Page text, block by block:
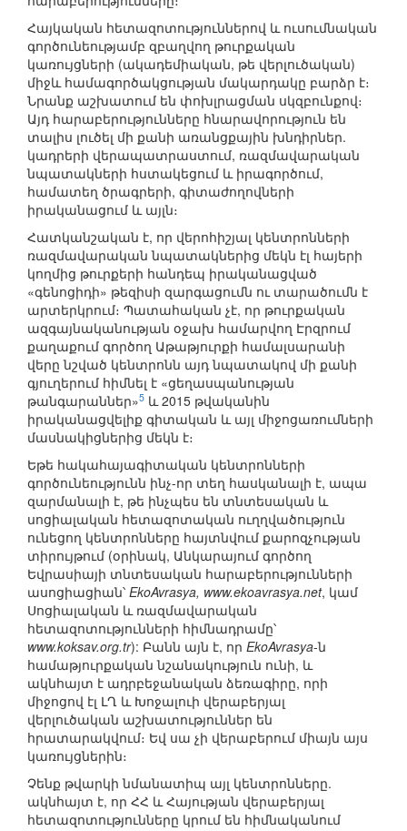
Հայկական հետազոտություններով և ուսումնական
գործունեությամբ զբաղվող թուրքական
կառույցների (ակադեմիական, թե վերլուծական)
միջև համագործակցության մակարդակը բարձր է։
Նրանք աշխատում են փոխլրացման սկզբունքով։
Այդ հարաբերությունները հնարավորություն են
տալիս լուծել մի քանի առանցքային խնդիրներ.
կադրերի վերապատրաստում, ռազմավարական
նպատակների հստակեցում և իրագործում,
համատեղ ծրագրերի, գիտաժողովների
իրականացում և այլն։
Հատկանշական է, որ վերոհիշյալ կենտրոնների
ռազմավարական նպատակներից մեկն էլ հայերի
կողմից թուրքերի հանդեպ իրականացված
«գենոցիդի» թեզիսի զարգացումն ու տարածումն է
արտերկրում։ Պատահական չէ, որ թուրքական
ազգայնականության օջախ համարվող Էրզրում
քաղաքում գործող Աթաթյուրքի համալսարանի
վերը նշված կենտրոնն այդ նպատակով մի քանի
գյուղերում հիմնել է «ցեղասպանության
թանգարաններ»5 և 2015 թվականին
իրականացվելիք գիտական և այլ միջոցառումների
մասնակիցներից մեկն է։
Եթե հակահայագիտական կենտրոնների
գործունեությունն ինչ-որ տեղ հասկանալի է, ապա
զարմանալի է, թե ինչպես են տնտեսական և
սոցիալական հետազոտական ուղղվածություն
ունեցող կենտրոնները հայտնվում քարոզչության
տիրույթում (օրինակ, Անկարայում գործող
Եվրասիայի տնտեսական հարաբերությունների
ասոցիացիան՝ EkoAvrasya, www.ekoavrasya.net, կամ
Սոցիալական և ռազմավարական
հետազոտությունների հիմնադրամը՝
www.koksav.org.tr): Բանն այն է, որ EkoAvrasya-ն
համաթյուրքական նշանակություն ունի, և
ակնհայտ է ադրբեջանական ձեռագիրը, որի
միջոցով էլ ԼՂ և Խոջալուի վերաբերյալ
վերլուծական աշխատություններ են
հրատարակվում։ Եվ սա չի վերաբերում միայն այս
կառույցներին։
Չենք թվարկի նմանատիպ այլ կենտրոնները.
ակնհայտ է, որ ՀՀ և Հայության վերաբերյալ
հետազոտությունները կրում են հիմնականում